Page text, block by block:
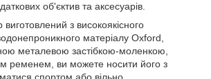
об'єктив та аксесуарів.
з високоякісного
матеріалу Oxford,
металевою застібкою-моленкою,
ременем, ви можете носити його з